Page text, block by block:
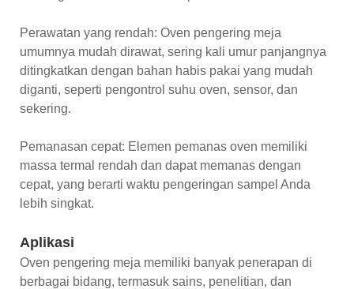
Perawatan yang rendah: Oven pengering meja
umumnya mudah dirawat, sering kali umur panjangnya
ditingkatkan dengan bahan habis pakai yang mudah
diganti, seperti pengontrol suhu oven, sensor, dan
sekering.
Pemanasan cepat: Elemen pemanas oven memiliki
massa termal rendah dan dapat memanas dengan
cepat, yang berarti waktu pengeringan sampel Anda
lebih singkat.
Aplikasi
Oven pengering meja memiliki banyak penerapan di
berbagai bidang, termasuk sains, penelitian, dan